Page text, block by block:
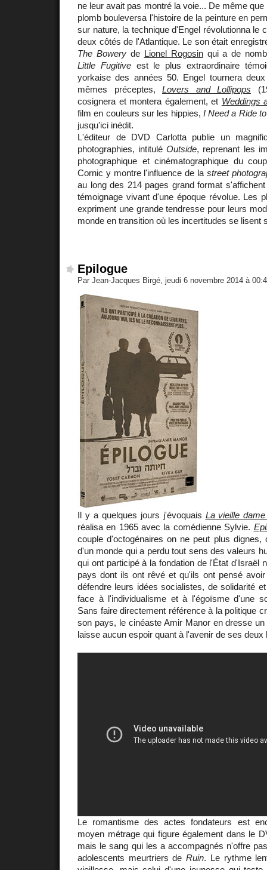
ne leur avait pas montré la voie... De même
plomb bouleversa l'histoire de la peinture en
sur nature, la technique d'Engel révolutionna le
deux côtés de l'Atlantique. Le son était
The Boweryde Lionel Rogosinqui a de
Little Fugitiveest le plus extraordinaire
yorkaise des années 50. Engel tournera
mêmes préceptes, Lovers and Lollipops
cosignera et montera également, et Weddings
film en couleurs sur les hippies, I Need a Ride
jusqu'ici inédit.
L'éditeur de DVD Carlotta publie un
photographies, intituléOutside, reprenant les
photographique et cinématographique du
Cornic y montre l'influence de la street
au long des 214 pages grand format
témoignage vivant d'une époque révolue. Les
expriment une grande tendresse pour leurs
monde en transition où les incertitudes se lisent
Epilogue
Par Jean-Jacques Birgé, jeudi 6 novembre 2014 à
Il y a quelques jours j'évoquais La vieille
réalisa en 1965 avec la comédienne Sylvie.
couple d'octogénaires on ne peut plus dignes,
d'un monde qui a perdu tout sens des valeurs
qui ont participé à la fondation de l'État d'Israël
pays dont ils ont rêvé et qu'ils ont pensé
défendre leurs idées socialistes, de solidarité
face à l'individualisme et à l'égoïsme d'une
Sans faire directement référence à la politique
son pays, le cinéaste Amir Manor en dresse
laisse aucun espoir quant à l'avenir de ses deux
Le romantisme des actes fondateurs est
moyen métrage qui figure également dans le
mais le sang qui les a accompagnés n'offre
adolescents meurtriers deRuin. Le rythme